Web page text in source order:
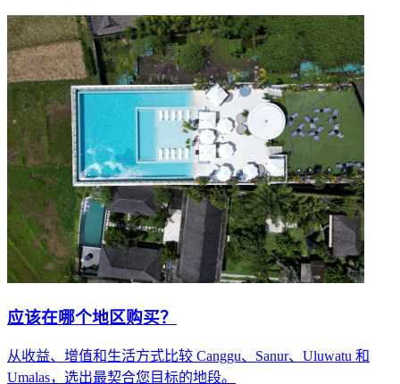
应该在哪个地区购买？
从收益、增值和生活方式比较 Canggu、Sanur、Uluwatu 和
Umalas，选出最契合您目标的地段。